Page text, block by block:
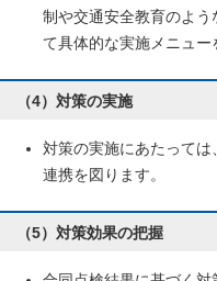
制や交通安全教育のよ
て具体的な実施メニュー
（4）対策の実施
対策の実施にあたって
連携を図ります。
（5）対策効果の把握